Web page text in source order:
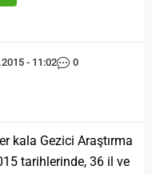
- 11:02 0
kala Gezici Araştırma
tarihlerinde, 36 il ve